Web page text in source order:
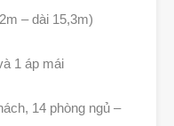
– dài 15,3m)
1 áp mái
14 phòng ngủ –